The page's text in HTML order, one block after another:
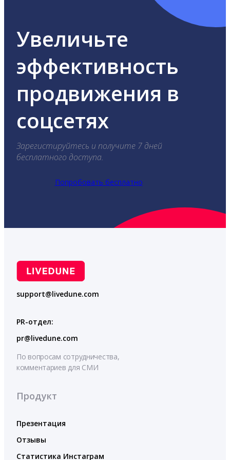
Увеличьте
эффективность
продвижения в
соцсетях
Зарегистируйтесь и получите 7 дней
бесплатного доступа.
Попробовать бесплатно
support@livedune.com
PR-отдел:
pr@livedune.com
По вопросам сотрудничества,
комментариев для СМИ
Продукт
Презентация
Отзывы
Статистика Инстаграм